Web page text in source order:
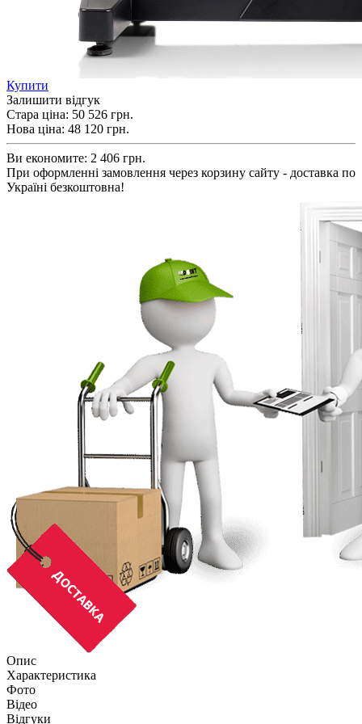
Купити
Залишити відгук
Стара ціна: 50 526 грн.
Нова ціна: 48 120 грн.
Ви економите: 2 406 грн.
При оформленні замовлення через корзину сайту - доставка по
Україні безкоштовна!
Опис
Характеристика
Фото
Відео
Відгуки